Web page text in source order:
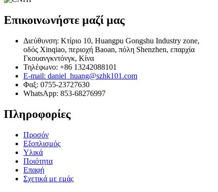
Επικοινωνήστε μαζί μας
Διεύθυνση: Κτίριο 10, Huangpu Gongshu Industry zone,
οδός Xinqiao, περιοχή Baoan, πόλη Shenzhen, επαρχία
Γκουανγκντόνγκ, Κίνα
Τηλέφωνο: +86 13242088101
E-mail: daniel_huang@szhk101.com
Φαξ: 0755-23727630
WhatsApp: 853-68276997
Πληροφορίες
Προσόν
Εξοπλισμός
Υλικά
Ποιότητα
Επαφή
Σχετικά με εμάς